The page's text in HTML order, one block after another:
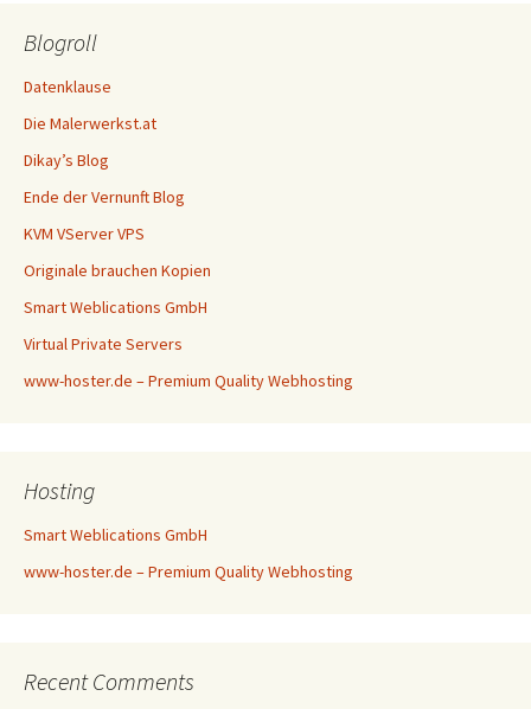
Blogroll
Datenklause
Die Malerwerkst.at
Dikay’s Blog
Ende der Vernunft Blog
KVM VServer VPS
Originale brauchen Kopien
Smart Weblications GmbH
Virtual Private Servers
www-hoster.de – Premium Quality Webhosting
Hosting
Smart Weblications GmbH
www-hoster.de – Premium Quality Webhosting
Recent Comments